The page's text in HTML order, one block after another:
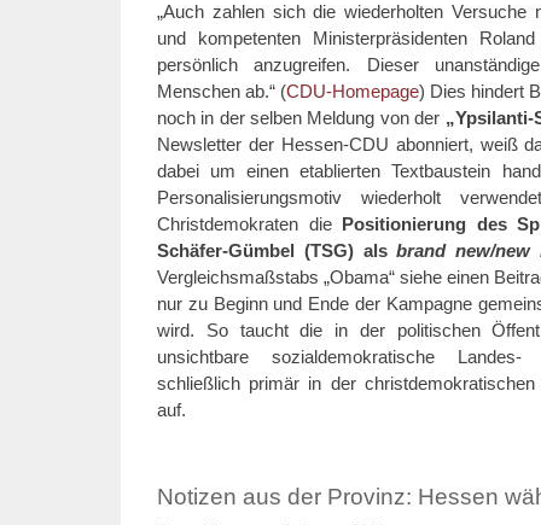
„Auch zahlen sich die wiederholten Versuche
und kompetenten Ministerpräsidenten
persönlich anzugreifen. Dieser
Menschen ab.“ (CDU-Homepage) Dies hindert
noch in der selben Meldung von der „Ypsilanti-
Newsletter der Hessen-CDU abonniert, weiß
dabei um einen etablierten Textbaustein
Personalisierungsmotiv wiederholt
Christdemokraten die Positionierung des
Schäfer-Gümbel (TSG) alsbrand new/new
Vergleichsmaßstabs „Obama“ siehe einen
nur zu Beginn und Ende der Kampagne
wird. So taucht die in der politischen
unsichtbare sozialdemokratische Landes-
schließlich primär in der christdemokratischen
auf.
Notizen aus der Provinz: Hessen